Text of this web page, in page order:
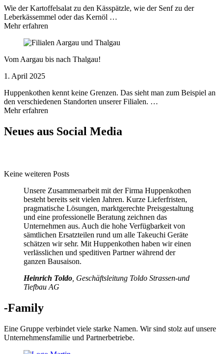
Wie der Kartoffelsalat zu den Kässpätzle, wie der Senf zu der
Leberkässemmel oder das Kernöl …
Mehr erfahren
Vom Aargau bis nach Thalgau!
1. April 2025
Huppenkothen kennt keine Grenzen. Das sieht man zum Beispiel an
den verschiedenen Standorten unserer Filialen. …
Mehr erfahren
Neues aus Social Media
Keine weiteren Posts
Unsere Zusammenarbeit mit der Firma Huppenkothen
besteht bereits seit vielen Jahren. Kurze Lieferfristen,
pragmatische Lösungen, marktgerechte Preisgestaltung
und eine professionelle Beratung zeichnen das
Unternehmen aus. Auch die hohe Verfügbarkeit von
sämtlichen Ersatzteilen rund um alle Takeuchi Geräte
schätzen wir sehr. Mit Huppenkothen haben wir einen
verlässlichen und speditiven Partner während der
ganzen Bausaison.
Heinrich Toldo , Geschäftsleitung Toldo Strassen-und
Tiefbau AG
-Family
Eine Gruppe verbindet viele starke Namen. Wir sind stolz auf unsere
Unternehmensfamilie und Partnerbetriebe.